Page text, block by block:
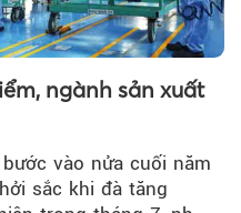
ngành sản xuất
vào nửa cuối năm
sắc khi đà tăng